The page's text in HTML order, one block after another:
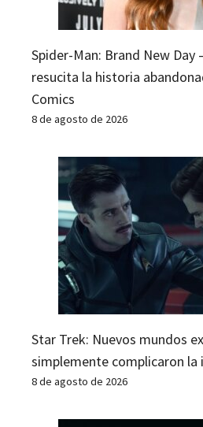
Spider-Man: Brand New Day
resucita la historia
Comics
8 de agosto de 2026
Star Trek: Nuevos mundos
simplemente complicaron la
8 de agosto de 2026